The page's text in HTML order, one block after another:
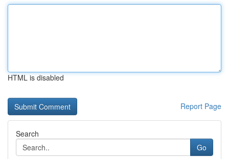
HTML is disabled
Report Page
Search
Go